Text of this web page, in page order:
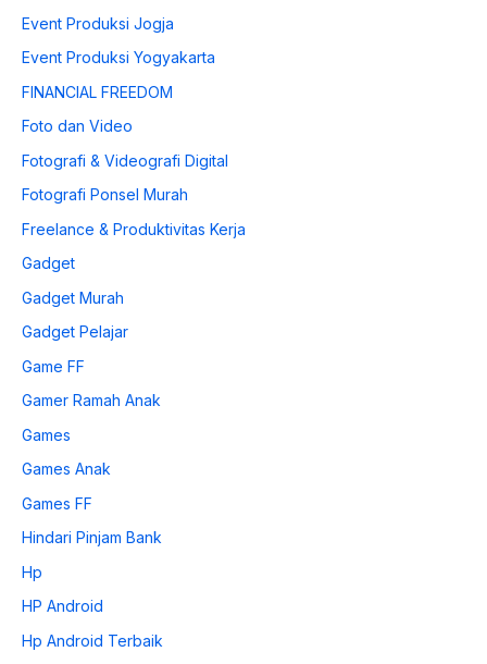
Event Produksi Jogja
Event Produksi Yogyakarta
FINANCIAL FREEDOM
Foto dan Video
Fotografi & Videografi Digital
Fotografi Ponsel Murah
Freelance & Produktivitas Kerja
Gadget
Gadget Murah
Gadget Pelajar
Game FF
Gamer Ramah Anak
Games
Games Anak
Games FF
Hindari Pinjam Bank
Hp
HP Android
Hp Android Terbaik